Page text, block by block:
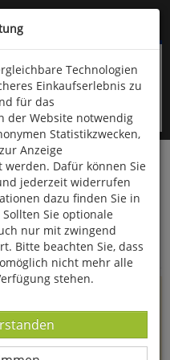
960
worden !
mehr in unserem
Technologien
Einkaufserlebnis zu
für das
der Website notwendig
Statistikzwecken,
Anzeige
Dafür können Sie
jederzeit widerrufen
dazu finden Sie in
Sie optionale
nur mit zwingend
Bitte beachten Sie, dass
nicht mehr alle
stehen.
-